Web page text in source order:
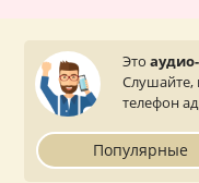
рождения, всегда в
поздравлений. Они
женщины и
статус (по желанию) и
на телефон вашей
Это
Слушайте,
телефон
Популярные